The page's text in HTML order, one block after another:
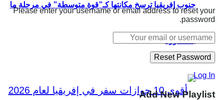
جنوب إفريقيا ترسخ مكانتها كـ”قوة متوسطة” في مرحلة ما
بعد الثورة
Please enter your username or email address to reset your
password.
Log In
Add New Playlist